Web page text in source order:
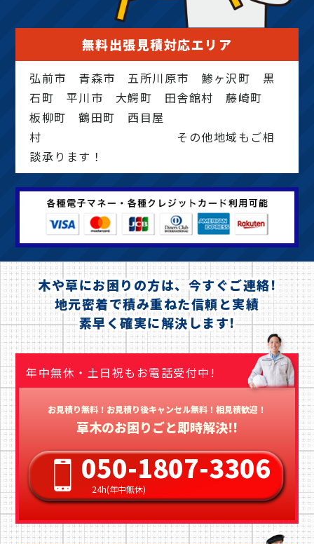
無料出張見積対応エリア
弘前市 青森市 五所川原市 鯵ヶ沢町 黒
石町 平川市 大鰐町 田舎館村 藤崎町
板柳町 鶴田町 西目屋
村 その他地域もご相
談承ります！
木や草にお困りの方は、今すぐご連絡!
地元密着で積み重ねた信頼と実績
素早く確実に解決します!
年中無休・土日祝もお電話受付中!
お見積り無料！お見積り後キャンセル無料！相見積歓迎！
草木のお困りごと即時解決!!
050-1807-3306
24h(年中無休)